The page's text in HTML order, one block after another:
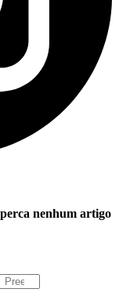
nenhum artigo